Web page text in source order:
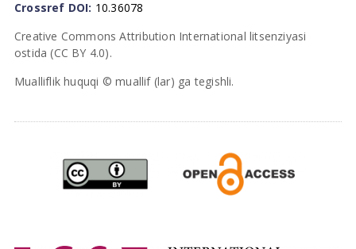
Crossref DOI: 10.36078
Creative Commons Attribution International litsenziyasi
ostida (CC BY 4.0).
Mualliflik huquqi © muallif (lar) ga tegishli.